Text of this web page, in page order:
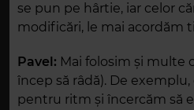
se pun pe hârtie, iar celor
modificări, le mai acordăm
Pavel: Mai folosim și multe
încep să râdă). De
pentru ritm și încercăm să